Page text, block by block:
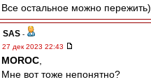
Все остальное можно пережить)
SAS -
27 дек 2023 22:43
MOROC
Мне вот тоже непонятно?